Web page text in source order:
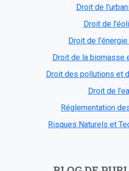
Droit de
Droit de
Droit de
Droit de la biomasse
Droit des pollutions et
Droit de
Réglementation
Risques Naturels et